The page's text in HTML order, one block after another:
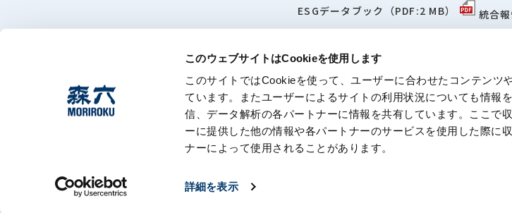
このウェブサイトはCookieを使用します
このサイトではCookieを使って、ユーザーに合わせたコンテンツ
ています。またユーザーによるサイトの利用状況についても情報
信、データ解析の各パートナーに情報を共有しています。ここで
ーに提供した他の情報や各パートナーのサービスを使用した際に
ナーによって使用されることがあります。
詳細を表示
ESGデータブック（PDF:2 MB）
統合
このサイトについて個人情報に関する方針 反社会的勢